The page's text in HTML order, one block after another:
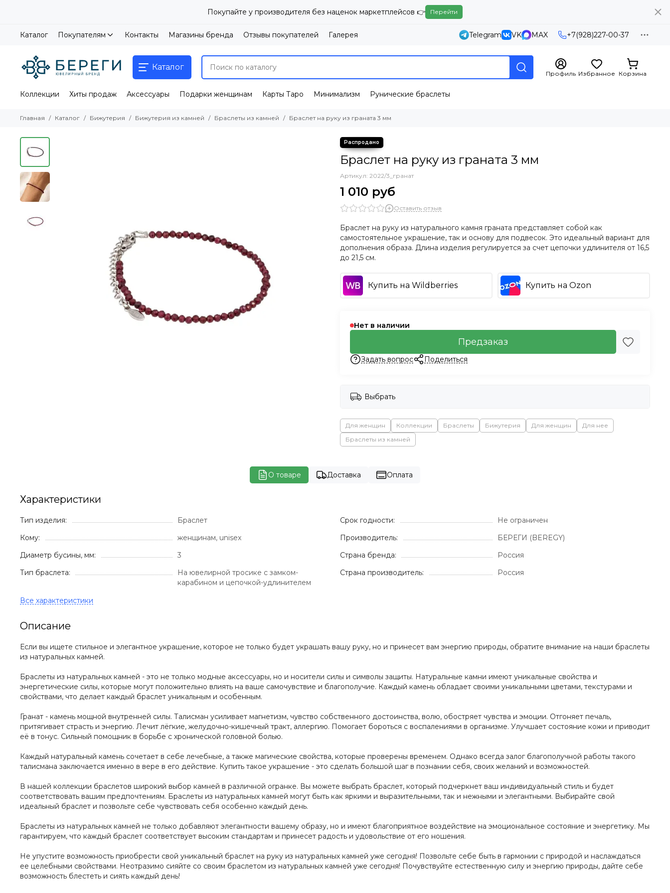
Покупайте у производителя без наценок маркетплейсов 👉 Перейти
Каталог Покупателям Контакты Магазины бренда Отзывы покупателей Галерея Telegram VK MAX +7(928)227-00-37
Каталог
Профиль Избранное Корзина
Коллекции Хиты продаж Аксессуары Подарки женщинам Карты Таро Минимализм Рунические браслеты
Главная Каталог Бижутерия Бижутерия из камней Браслеты из камней Браслет на руку из граната 3 мм
Браслет на руку из граната 3 мм
Артикул: 2022/3_гранат
1 010 руб
Оставить отзыв
Браслет на руку из натурального камня граната представляет собой как
самостоятельное украшение, так и основу для подвесок. Это идеальный вариант для
дополнения образа. Длина изделия регулируется за счет цепочки удлинителя от 16,5
до 21,5 см.
Купить на Wildberries Купить на Ozon
Нет в наличии
Предзаказ
Задать вопрос Поделиться
Выбрать
Для женщин Коллекции Браслеты Бижутерия Для женщин
Для нее
Браслеты из камней
О товаре Доставка Оплата
Характеристики
Тип изделия:
Браслет
Кому:
женщинам, unisex
Диаметр бусины, мм:
3
Тип браслета:
На ювелирной тросике с замком-
карабином и цепочкой-удлинителем
Срок годности:
Не ограничен
Производитель:
БЕРЕГИ (BEREGY)
Страна бренда:
Россия
Страна производитель:
Россия
Описание
Если вы ищете стильное и элегантное украшение, которое не только будет украшать вашу руку, но и принесет вам энергию природы, обратите внимание на наши браслеты
из натуральных камней.
Браслеты из натуральных камней - это не только модные аксессуары, но и носители силы и символы защиты. Натуральные камни имеют уникальные свойства и
энергетические силы, которые могут положительно влиять на ваше самочувствие и благополучие. Каждый камень обладает своими уникальными цветами, текстурами и
свойствами, что делает каждый браслет уникальным и особенным.
Гранат - камень мощной внутренней силы. Талисман усиливает магнетизм, чувство собственного достоинства, волю, обостряет чувства и эмоции. Отгоняет печаль,
притягивает страсть и энергию. Лечит лёгкие, желудочно-кишечный тракт, аллергию. Помогает бороться с воспалениями в организме. Улучшает состояние кожи и приводит
её в тонус. Сильный помощник в борьбе с хронической головной болью.
Каждый натуральный камень сочетает в себе лечебные, а также магические свойства, которые проверены временем. Однако всегда залог благополучной работы такого
талисмана заключается именно в вере в его действие. Купить такое украшение - это сделать большой шаг в познании себя, своих желаний и возможностей.
В нашей коллекции браслетов широкий выбор камней в различной огранке. Вы можете выбрать браслет, который подчеркнет ваш индивидуальный стиль и будет
соответствовать вашим предпочтениям. Браслеты из натуральных камней могут быть как яркими и выразительными, так и нежными и элегантными. Выбирайте свой
идеальный браслет и позвольте себе чувствовать себя особенно каждый день.
Браслеты из натуральных камней не только добавляют элегантности вашему образу, но и имеют благоприятное воздействие на эмоциональное состояние и энергетику. Мы
гарантируем, что каждый браслет соответствует высоким стандартам и принесет радость и удовольствие от его ношения.
Не упустите возможность приобрести свой уникальный браслет на руку из натуральных камней уже сегодня! Позвольте себе быть в гармонии с природой и наслаждаться
ее целебными свойствами. Неотразимо сияйте со своим браслетом из натуральных камней уже сегодня! Почувствуйте естественную силу и энергию природы, дайте себе
возможность блестеть и сиять каждый день!